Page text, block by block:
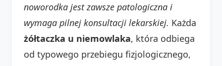
noworodka jest zawsze patologiczna i
wymaga pilnej konsultacji lekarskiej. Każda
żółtaczka u niemowlaka, która odbiega
od typowego przebiegu fizjologicznego,